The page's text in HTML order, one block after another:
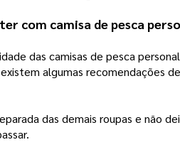
com camisa de pesca
das camisas de pesca
algumas recomendações
das demais roupas e não